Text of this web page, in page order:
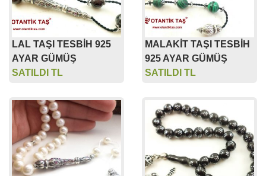
LAL TAŞI TESBİH 925
AYAR GÜMÜŞ
SATILDI TL
MALAKİT TAŞI TESBİH
925 AYAR GÜMÜŞ
SATILDI TL